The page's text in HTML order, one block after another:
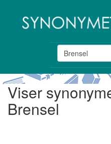
Viser
Brensel